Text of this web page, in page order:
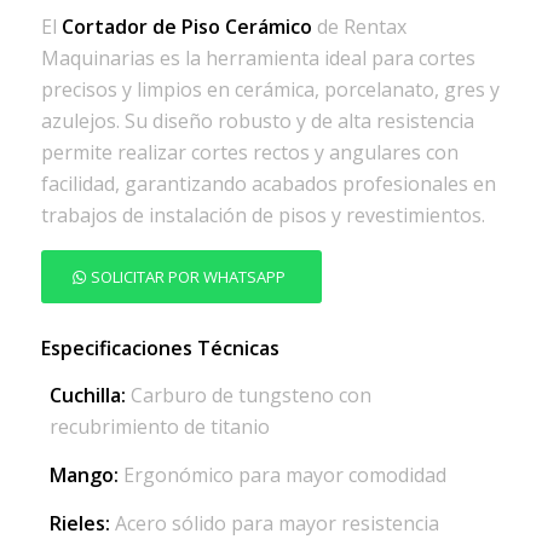
El Cortador de Piso Cerámico de Rentax
Maquinarias es la herramienta ideal para cortes
precisos y limpios en cerámica, porcelanato, gres y
azulejos. Su diseño robusto y de alta resistencia
permite realizar cortes rectos y angulares con
facilidad, garantizando acabados profesionales en
trabajos de instalación de pisos y revestimientos.
SOLICITAR POR WHATSAPP
Especificaciones Técnicas
Cuchilla: Carburo de tungsteno con
recubrimiento de titanio
Mango: Ergonómico para mayor comodidad
Rieles: Acero sólido para mayor resistencia